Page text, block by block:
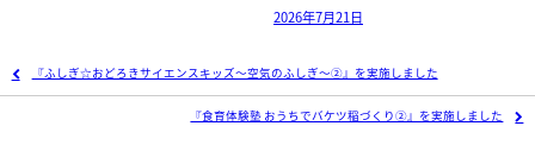
2026年7月21日
『ふしぎ☆おどろきサイエンスキッズ～空気のふしぎ～②』を実施しました
『食育体験塾 おうちでバケツ稲づくり②』を実施しました